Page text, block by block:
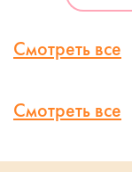
Смотреть все
Смотреть все